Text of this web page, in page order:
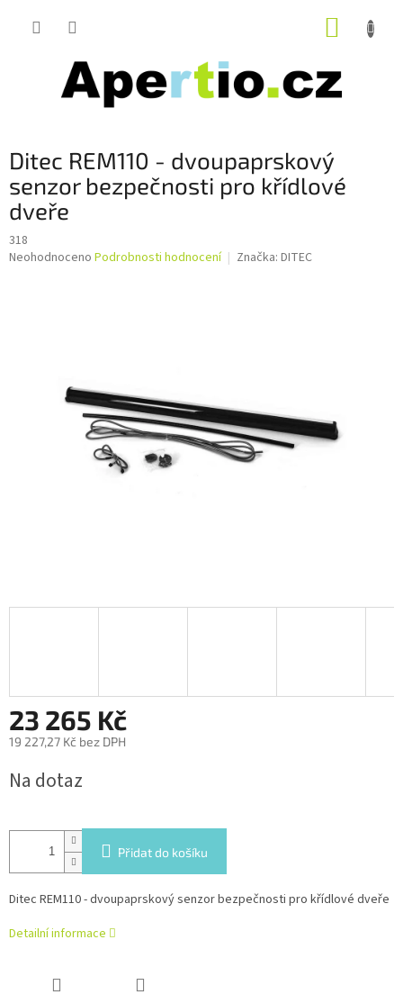
Ditec REM110 - dvoupaprskový
senzor bezpečnosti pro křídlové
dveře
318
Průměrné
Neohodnoceno Podrobnosti hodnocení Značka: DITEC
23 265 Kč
19 227,27 Kč bez DPH
cena:
Na dotaz
Přidat do košíku
Ditec REM110 - dvoupaprskový senzor bezpečnosti pro křídlové dveře
Detailní informace